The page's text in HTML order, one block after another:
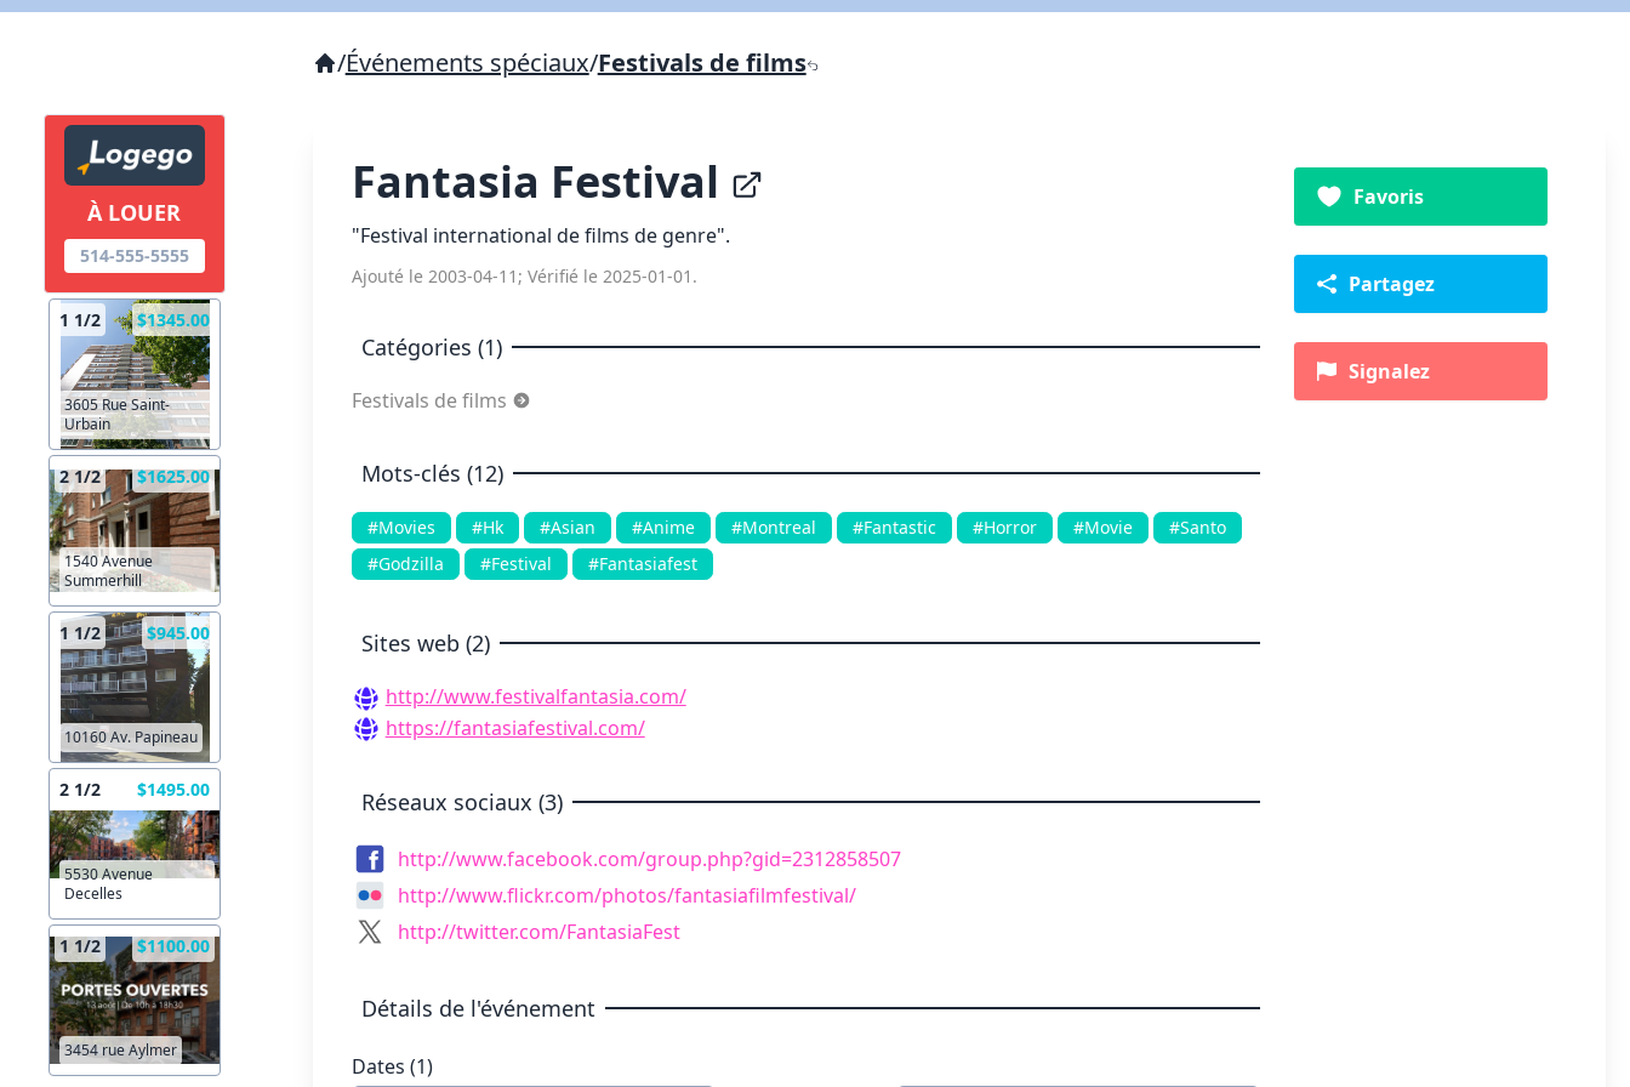
À LOUER
514-555-5555
1 1/2 $1345.00
3605 Rue Saint-
Urbain
2 1/2 $1625.00
1540 Avenue
Summerhill
1 1/2 $945.00
10160 Av. Papineau
2 1/2 $1495.00
5530 Avenue
Decelles
1 1/2 $1100.00
3454 rue Aylmer
/Événements spéciaux/Festivals de films
Fantasia Festival
"Festival international de films de genre".
Ajouté le 2003-04-11; Vérifié le 2025-01-01.
Catégories (1)
Festivals de films
Mots-clés (12)
#Movies #Hk #Asian #Anime #Montreal #Fantastic #Horror #Movie
#Santo
#Godzilla
#Festival #Fantasiafest
Sites web (2)
http://www.festivalfantasia.com/
https://fantasiafestival.com/
Réseaux sociaux (3)
http://www.facebook.com/group.php?gid=2312858507
http://www.flickr.com/photos/fantasiafilmfestival/
http://twitter.com/FantasiaFest
Détails de l'événement
Dates (1)
Favoris
Partagez
Signalez